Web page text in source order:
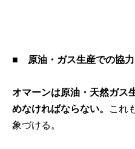
■ 原油・ガス生産での協力
オマーンは原油・天然ガス
めなければならない。
これ
象づける。